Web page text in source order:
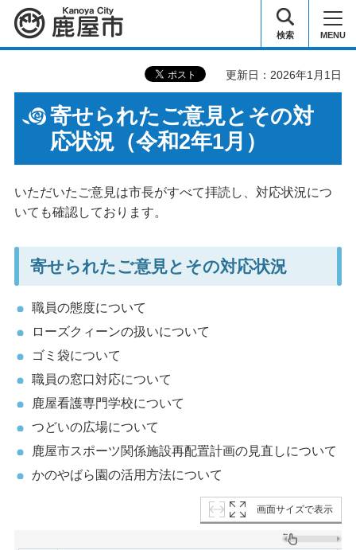
鹿屋市 検索 MENU
更新日：2026年1月1日
寄せられたご意見とその対
応状況（令和2年1月）
いただいたご意見は市長がすべて拝読し、対応状況につ
いても確認しております。
寄せられたご意見とその対応状況
職員の態度について
ローズクィーンの扱いについて
ゴミ袋について
職員の窓口対応について
鹿屋看護専門学校について
つどいの広場について
鹿屋市スポーツ関係施設再配置計画の見直しについて
かのやばら園の活用方法について
画面サイズで表示